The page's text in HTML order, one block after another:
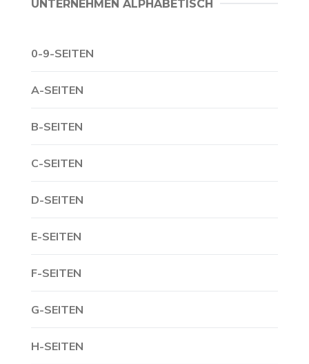
UNTERNEHMEN ALPHABETISCH
0-9-SEITEN
A-SEITEN
B-SEITEN
C-SEITEN
D-SEITEN
E-SEITEN
F-SEITEN
G-SEITEN
H-SEITEN